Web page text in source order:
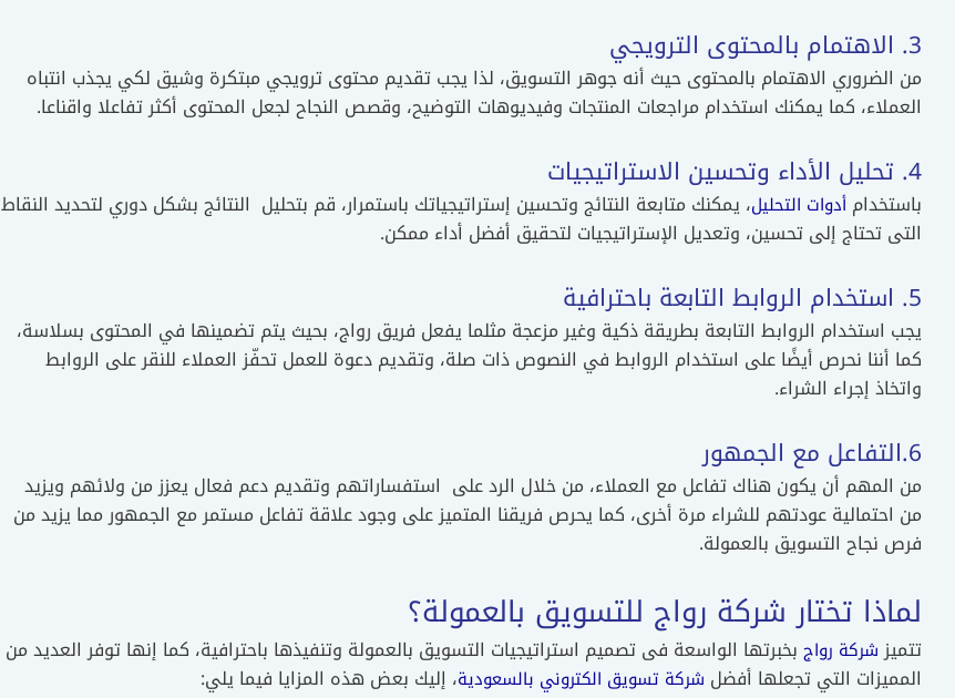
3. الاهتمام بالمحتوى الترويجي
من الضروري الاهتمام بالمحتوى حيث أنه جوهر التسويق، لذا يجب تقديم محتوى ترويجي مبتكرة وشيق لكي يجذب انتباه
العملاء، كما يمكنك استخدام مراجعات المنتجات وفيديوهات التوضيح، وقصص النجاح لجعل المحتوى أكثر تفاعلا واقناعا.
4. تحليل الأداء وتحسين الاستراتيجيات
باستخدام أدوات التحليل، يمكنك متابعة النتائج وتحسين إستراتيجياتك باستمرار، قم بتحليل النتائج بشكل دوري لتحديد النقاط
التى تحتاج إلى تحسين، وتعديل الإستراتيجيات لتحقيق أفضل أداء ممكن.
5. استخدام الروابط التابعة باحترافية
يجب استخدام الروابط التابعة بطريقة ذكية وغير مزعجة مثلما يفعل فريق رواج، بحيث يتم تضمينها في المحتوى بسلاسة،
كما أننا نحرص أيضًا على استخدام الروابط في النصوص ذات صلة، وتقديم دعوة للعمل تحفّز العملاء للنقر على الروابط
واتخاذ إجراء الشراء.
6.التفاعل مع الجمهور
من المهم أن يكون هناك تفاعل مع العملاء، من خلال الرد على استفساراتهم وتقديم دعم فعال يعزز من ولائهم ويزيد
من احتمالية عودتهم للشراء مرة أخرى، كما يحرص فريقنا المتميز على وجود علاقة تفاعل مستمر مع الجمهور مما يزيد من
فرص نجاح التسويق بالعمولة.
لماذا تختار شركة رواج للتسويق بالعمولة؟
تتميزشركة رواج بخبرتها الواسعة فى تصميم استراتيجيات التسويق بالعمولة وتنفيذها باحترافية، كما إنها توفر العديد من
المميزات التي تجعلها أفضل شركة تسويق الكتروني بالسعودية، إليك بعض هذه المزايا فيما يلي: